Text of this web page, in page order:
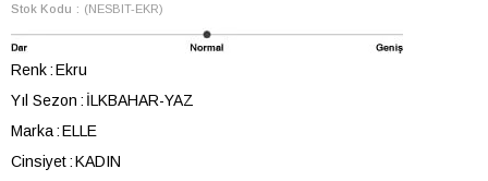
Stok Kodu (NESBIT-EKR)
Renk Ekru
Yıl Sezon
İLKBAHAR-YAZ
Marka ELLE
Cinsiyet KADIN